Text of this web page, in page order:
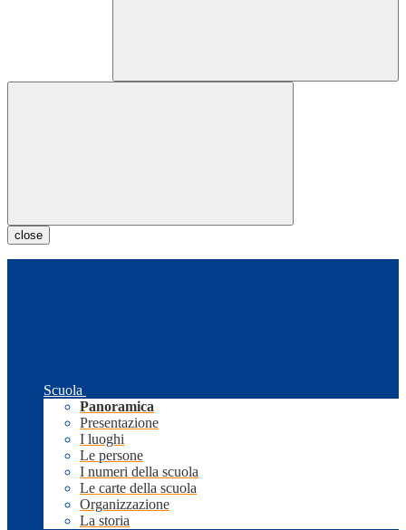
close
Scuola
Panoramica
Presentazione
I luoghi
Le persone
I numeri della scuola
Le carte della scuola
Organizzazione
La storia